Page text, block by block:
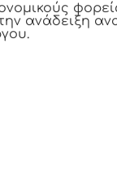
ανάδειξη